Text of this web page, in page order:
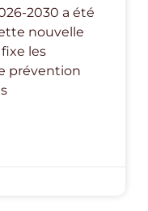
2030 a été
nouvelle
les
prévention